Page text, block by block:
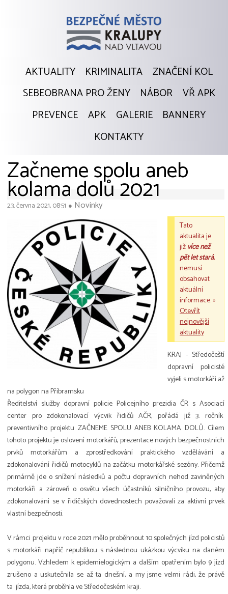
AKTUALITY KRIMINALITA
ZNAČENÍ KOL
SEBEOBRANA PRO ŽENY
NÁBOR
VŘ APK
PREVENCE
APK GALERIE
BANNERY
KONTAKTY
Začneme spolu aneb
kolama dolů 2021
23. června 2021, 08:51 ● Novinky
Tato
aktualita je
jižvíce než
pět let stará,
nemusí
obsahovat
aktuální
informace. »
Otevřít
nejnovější
aktuality
KRAJ - Středočeští
dopravní policisté
vyjeli s motorkáři až
na polygon na Příbramsku
Ředitelství služby dopravní policie Policejního prezidia ČR s Asociací
center pro zdokonalovací výcvik řidičů AČR, pořádá již 3. ročník
preventivního projektu ZAČNEME SPOLU ANEB KOLAMA DOLŮ. Cílem
tohoto projektu je oslovení motorkářů, prezentace nových bezpečnostních
prvků motorkářům a zprostředkování praktického vzdělávání a
zdokonalování řidičů motocyklů na začátku motorkářské sezóny. Přičemž
primárně jde o snížení následků a počtu dopravních nehod zaviněných
motorkáři a zároveň o osvětu všech účastníků silničního provozu, aby
zdokonalování se v řidičských dovednostech považovali za aktivní prvek
vlastní bezpečnosti.
V rámci projektu v roce 2021 mělo proběhnout 10 společných jízd policistů
s motorkáři napříč republikou s následnou ukázkou výcviku na daném
polygonu. Vzhledem k epidemielogickým a dalším opatřením bylo 9 jízd
zrušeno a uskutečnila se až ta dnešní, a my jsme velmi rádi, že právě
ta jízda, která proběhla ve Středočeském kraji.